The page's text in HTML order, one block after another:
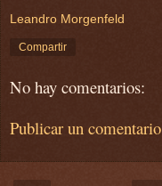
Leandro Morgenfeld
Compartir
No hay comentarios:
Publicar un comentario